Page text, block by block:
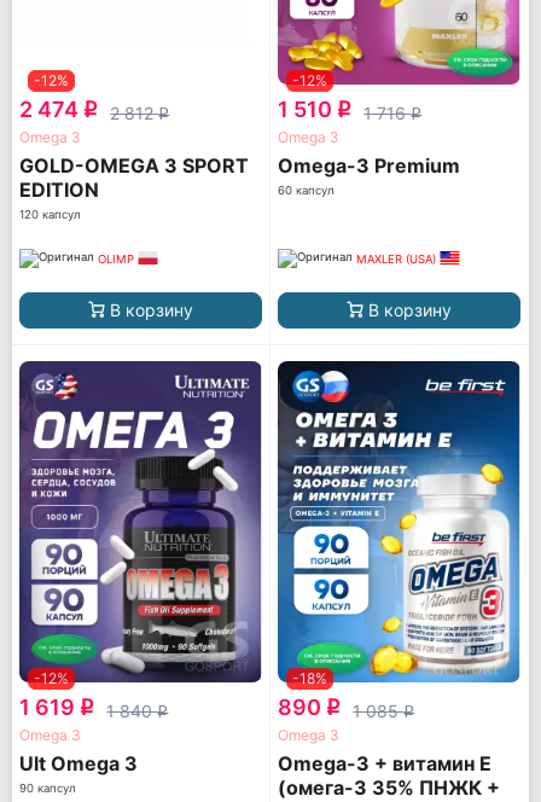
-12%
2 474 q 2 812q
Omega 3
GOLD-OMEGA 3 SPORT
EDITION
120 капсул
OLIMP
В корзину
-12%
1 510 q 1 716q
Omega 3
Omega-3 Premium
60 капсул
MAXLER (USA)
В корзину
-12%
1 619 q 1 840q
Omega 3
Ult Omega 3
90 капсул
-18%
890 q 1 085q
Omega 3
Omega-3 + витамин Е
(омега-3 35% ПНЖК +